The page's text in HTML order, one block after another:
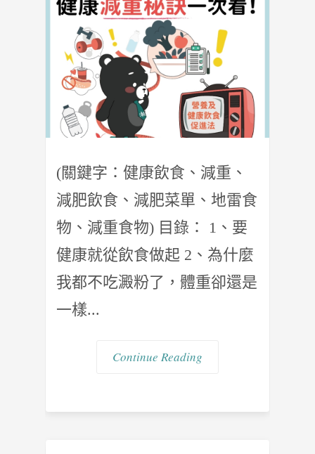
(關鍵字：健康飲食、減重、
減肥飲食、減肥菜單、地雷食
物、減重食物) 目錄： 1、要
健康就從飲食做起 2、為什麼
我都不吃澱粉了，體重卻還是
一樣...
Continue Reading